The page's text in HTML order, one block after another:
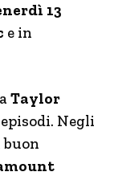
13
e in
Taylor
Negli